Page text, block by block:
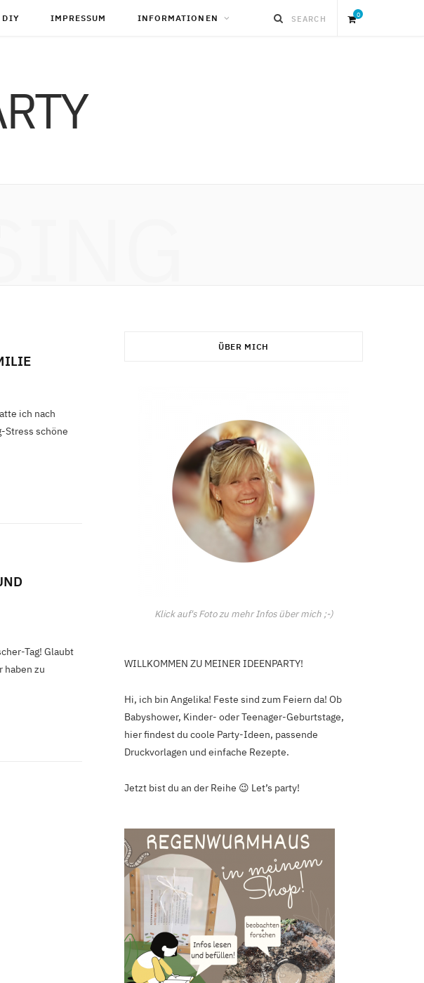
DIY IMPRESSUM INFORMATIONEN 0
ich nach
Stress schöne
Tag! Glaubt
haben zu
ÜBER MICH
Klick auf's Foto zu mehr Infos über mich ;-)
WILLKOMMEN ZU MEINER IDEENPARTY!
Hi, ich bin Angelika! Feste sind zum Feiern da! Ob
Babyshower, Kinder- oder Teenager-Geburtstage,
hier findest du coole Party-Ideen, passende
Druckvorlagen und einfache Rezepte.
Jetzt bist du an der Reihe 😉 Let’s party!